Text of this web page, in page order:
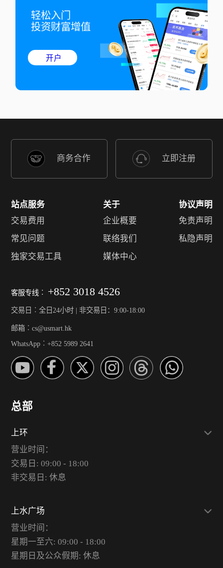
轻松入门
投资财富增值
开户
商务合作 立即注册
站点服务
交易费用
常见问题
独家交易工具
关于
企业概要
联络我们
媒体中心
协议声明
免责声明
私隐声明
客服专线︰ +852 3018 4526
交易日︰全日24小时 | 非交易日：9:00-18:00
邮箱︰cs@usmart.hk
WhatsApp︰+852 5989 2641
总部
上环
营业时间：
交易日: 09:00 - 18:00
非交易日: 休息
上水广场
营业时间：
星期一至六: 09:00 - 18:00
星期日及公众假期: 休息